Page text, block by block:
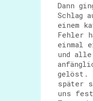
Dann
Schlag
einem
Fehler
einmal
und
gelöst.
später
uns